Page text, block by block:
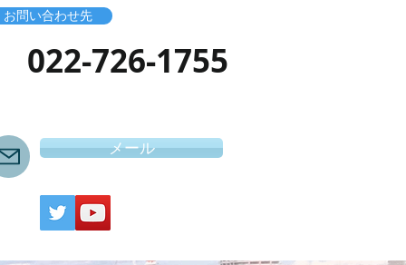
お問い合わせ先
​022-726-1755
メール